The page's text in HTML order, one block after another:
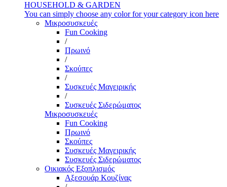
HOUSEHOLD & GARDEN
You can simply choose any color for your category icon here
Μικροσυσκευές
Fun Cooking
/
Πρωινό
/
Σκούπες
/
Συσκευές Μαγειρικής
/
Συσκευές Σιδερώματος
Μικροσυσκευές
Fun Cooking
Πρωινό
Σκούπες
Συσκευές Μαγειρικής
Συσκευές Σιδερώματος
Οικιακός Εξοπλισμός
Αξεσουάρ Κουζίνας